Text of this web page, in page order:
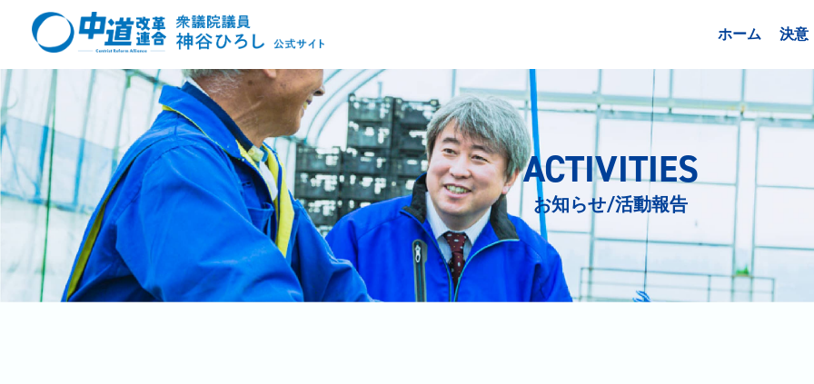
ホーム 決意
ACTIVITIES
お知らせ/活動報告